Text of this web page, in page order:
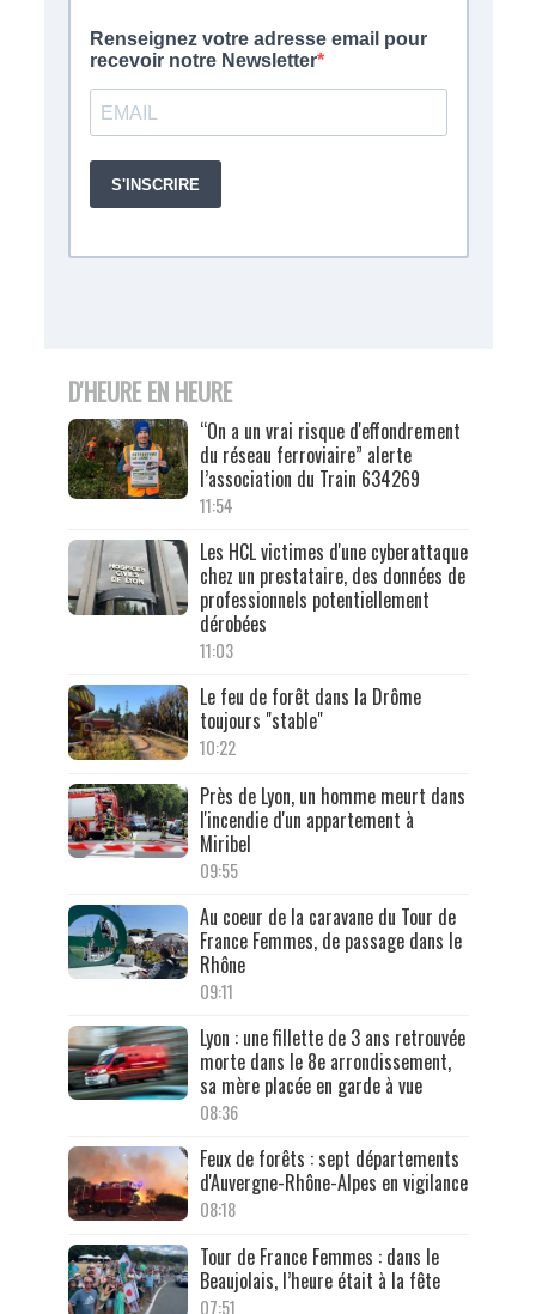
D'HEURE EN HEURE
“On a un vrai risque d'effondrement
du réseau ferroviaire” alerte
l’association du Train 634269
11:54
Les HCL victimes d'une cyberattaque
chez un prestataire, des données de
professionnels potentiellement
dérobées
11:03
Le feu de forêt dans la Drôme
toujours "stable"
10:22
Près de Lyon, un homme meurt dans
l'incendie d'un appartement à
Miribel
09:55
Au coeur de la caravane du Tour de
France Femmes, de passage dans le
Rhône
09:11
Lyon : une fillette de 3 ans retrouvée
morte dans le 8e arrondissement,
sa mère placée en garde à vue
08:36
Feux de forêts : sept départements
d'Auvergne-Rhône-Alpes en vigilance
08:18
Tour de France Femmes : dans le
Beaujolais, l’heure était à la fête
07:51